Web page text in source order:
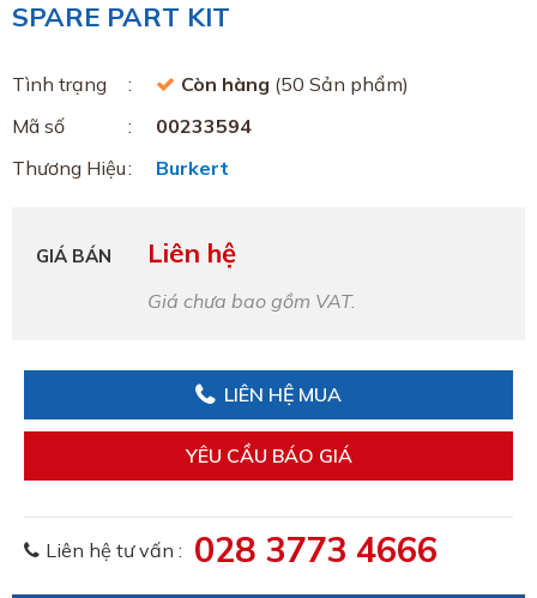
SPARE PART KIT
Tình trạng Còn hàng (50 Sản phẩm)
Mã số
00233594
Thương Hiệu
Burkert
GIÁ BÁN Liên hệ
Giá chưa bao gồm VAT.
LIÊN HỆ MUA
YÊU CẦU BÁO GIÁ
Liên hệ tư vấn : 028 3773 4666